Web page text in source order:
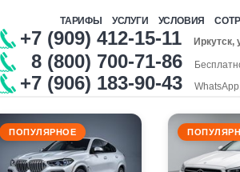
ТАРИФЫ УСЛУГИ УСЛОВИЯ
+7 (909) 412-15-11 Иркутск,
8 (800) 700-71-86
+7 (906) 183-90-43
ПОПУЛЯРНОЕ